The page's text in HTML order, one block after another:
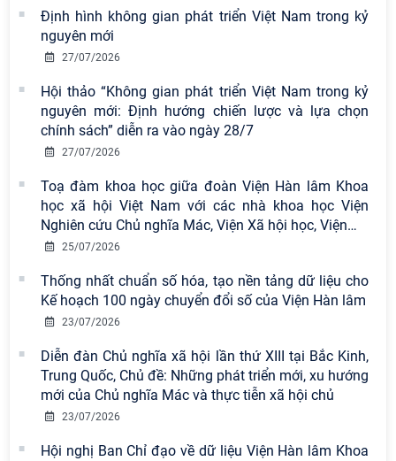
Định hình không gian phát triển Việt Nam trong kỷ
nguyên mới
27/07/2026
Hội thảo “Không gian phát triển Việt Nam trong kỷ
nguyên mới: Định hướng chiến lược và lựa chọn
chính sách” diễn ra vào ngày 28/7
27/07/2026
Toạ đàm khoa học giữa đoàn Viện Hàn lâm Khoa
học xã hội Việt Nam với các nhà khoa học Viện
Nghiên cứu Chủ nghĩa Mác, Viện Xã hội học, Viện…
25/07/2026
Thống nhất chuẩn số hóa, tạo nền tảng dữ liệu cho
Kế hoạch 100 ngày chuyển đổi số của Viện Hàn lâm
23/07/2026
Diễn đàn Chủ nghĩa xã hội lần thứ XIII tại Bắc Kinh,
Trung Quốc, Chủ đề: Những phát triển mới, xu hướng
mới của Chủ nghĩa Mác và thực tiễn xã hội chủ
23/07/2026
Hội nghị Ban Chỉ đạo về dữ liệu Viện Hàn lâm Khoa
Viện Hàn lâm Khoa học xã hội Việt
Nam có 02 tác phẩm đạt giải khuyến
khích tại Cuộc thi chính luận bảo vệ
nền tảng tư tưởng của Đảng năm
2026
Chi bộ Viện Sử học tổ chức Tọa đàm
chuyên đề: Đẩy mạnh học tập, thực
pháp, phong cách Hồ Chí Minh trong
giai đoạn phát triển mới
gian phát triển Việt Nam trong kỷ
nguyên mới: Định hướng chiến lược
và lựa chọn chính sách” sẽ diễn ra
vào thứ ba, ngày 28/7/2026
Tọa đàm Giao lưu chuyên đề về